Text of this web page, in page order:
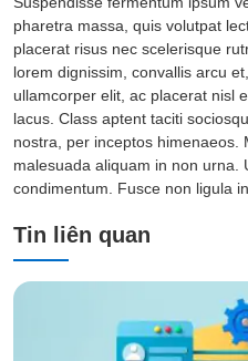
pharetra massa, quis volutpat
placerat risus nec scelerisque
lorem dignissim, convallis arcu
ullamcorper elit, ac placerat nisl
lacus. Class aptent taciti
nostra, per inceptos himenaeos.
malesuada aliquam in non urna.
condimentum. Fusce non ligula
Tin liên quan